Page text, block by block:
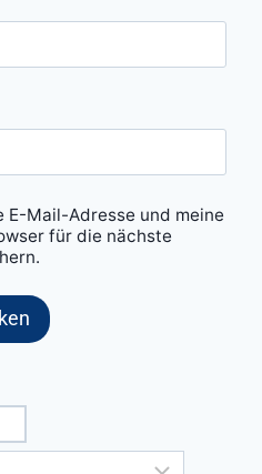
E-Mail-Adresse und meine
für die nächste
Suchen